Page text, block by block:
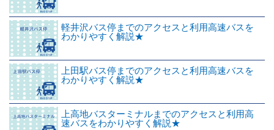
軽井沢バス停までのアクセスと利用高速バスを
わかりやすく解説★
上田駅バス停までのアクセスと利用高速バスを
わかりやすく解説★
上高地バスターミナルまでのアクセスと利用高
速バスをわかりやすく解説★